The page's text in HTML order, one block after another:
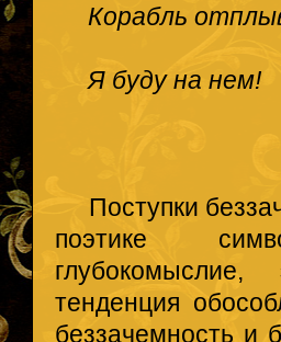
Корабль
Я буду на нем!
Поступки
поэтике
тенденция
беззачемность и